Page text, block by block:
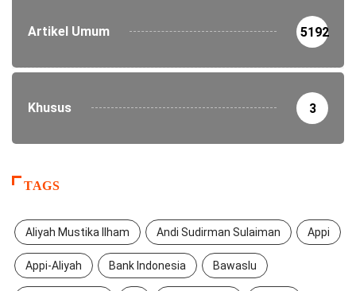
Artikel Umum 5192
Khusus 3
TAGS
Aliyah Mustika Ilham Andi Sudirman Sulaiman Appi
Appi-Aliyah Bank Indonesia Bawaslu